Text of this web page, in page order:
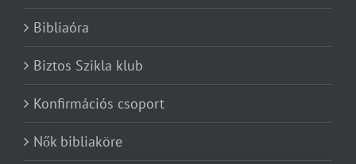
Bibliaóra
Biztos Szikla klub
Konfirmációs csoport
Nők bibliaköre